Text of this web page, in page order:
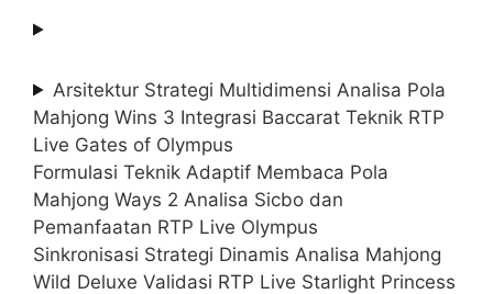
Arsitektur Strategi Multidimensi Analisa Pola
Mahjong Wins 3 Integrasi Baccarat Teknik RTP
Live Gates of Olympus
Formulasi Teknik Adaptif Membaca Pola
Mahjong Ways 2 Analisa Sicbo dan
Pemanfaatan RTP Live Olympus
Sinkronisasi Strategi Dinamis Analisa Mahjong
Wild Deluxe Validasi RTP Live Starlight Princess